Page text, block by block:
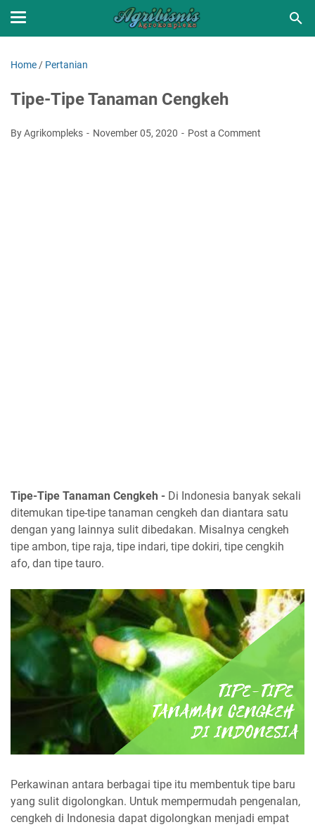
Home / Pertanian
Tipe-Tipe Tanaman Cengkeh
By Agrikompleks November 05, 2020 Post a Comment
Tipe-Tipe Tanaman Cengkeh - Di Indonesia banyak sekali
ditemukan tipe-tipe tanaman cengkeh dan diantara satu
dengan yang lainnya sulit dibedakan. Misalnya cengkeh
tipe ambon, tipe raja, tipe indari, tipe dokiri, tipe cengkih
afo, dan tipe tauro.
Perkawinan antara berbagai tipe itu membentuk tipe baru
yang sulit digolongkan. Untuk mempermudah pengenalan,
cengkeh di Indonesia dapat digolongkan menjadi empat